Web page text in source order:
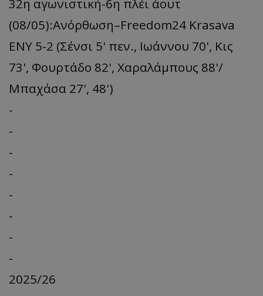
32η αγωνιστική-6η πλέι άουτ
(08/05):Ανόρθωση–Freedom24 Krasava
ΕΝΥ 5-2 (Σένσι 5' πεν., Ιωάννου 70', Κις
73', Φουρτάδο 82', Χαραλάμπους 88'/
Μπαχάσα 27', 48')
-
-
-
-
-
-
-
-
2025/26